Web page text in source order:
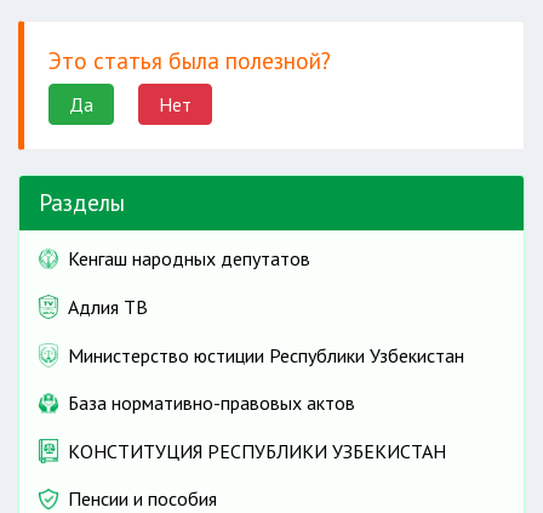
Это статья была полезной?
Да Нет
Разделы
Кенгаш народных депутатов
Адлия ТВ
Министерство юстиции Республики Узбекистан
База нормативно-правовых актов
КОНСТИТУЦИЯ РЕСПУБЛИКИ УЗБЕКИСТАН
Пенсии и пособия